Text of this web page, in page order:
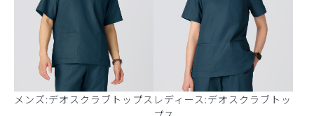
メンズ:デオスクラブトップス レディース:デオスクラブトッ